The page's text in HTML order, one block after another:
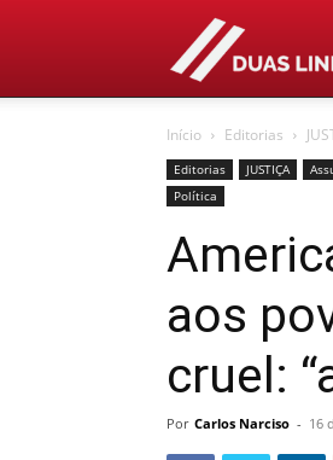
Início Editorias
Editorias JUSTIÇA
Política
aos
cruel:
Por Carlos Narciso - 16